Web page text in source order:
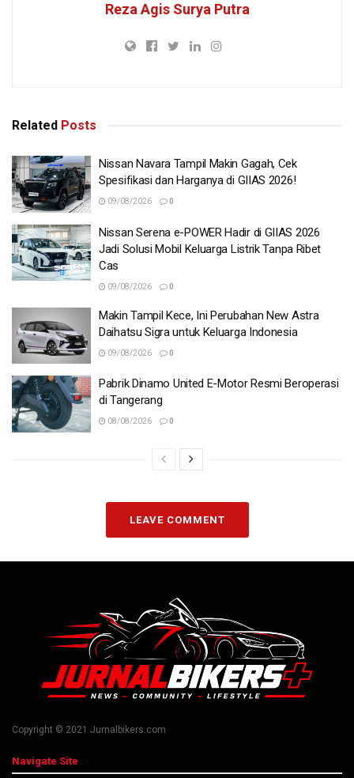
Reza Agis Surya Putra
Related Posts
Nissan Navara Tampil Makin Gagah, Cek
Spesifikasi dan Harganya di GIIAS 2026!
09/08/2026 0
Nissan Serena e-POWER Hadir di GIIAS 2026
Jadi Solusi Mobil Keluarga Listrik Tanpa Ribet
Cas
09/08/2026 0
Makin Tampil Kece, Ini Perubahan New Astra
Daihatsu Sigra untuk Keluarga Indonesia
09/08/2026 0
Pabrik Dinamo United E-Motor Resmi Beroperasi
di Tangerang
08/08/2026 0
LEAVE COMMENT
Copyright © 2021 Jurnalbikers.com
Navigate Site